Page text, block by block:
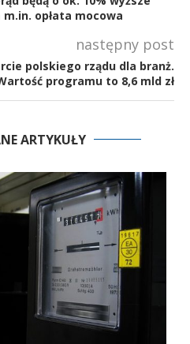
opłata mocowa
następny post
polskiego rządu dla branż.
programu to 8,6 mld zł
ARTYKUŁY